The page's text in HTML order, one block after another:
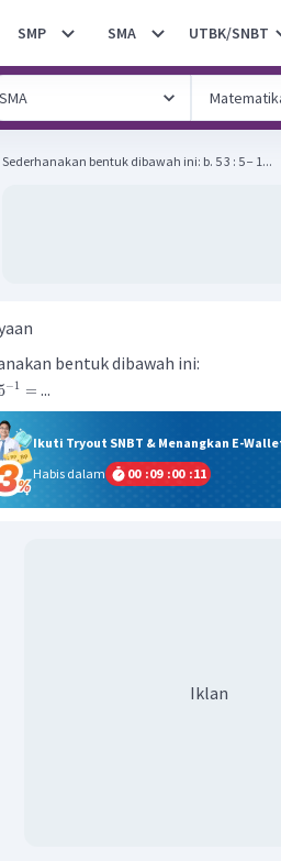
SMP SMA UTBK/SNBT
Sederhanakan bentuk dibawah ini: b. 5 3 : 5 − 1...
bentuk dibawah ini:
−1 = ...
Ikuti Tryout SNBT & Menangkan E-
Habis dalam
00 :09 :00 :10
Iklan